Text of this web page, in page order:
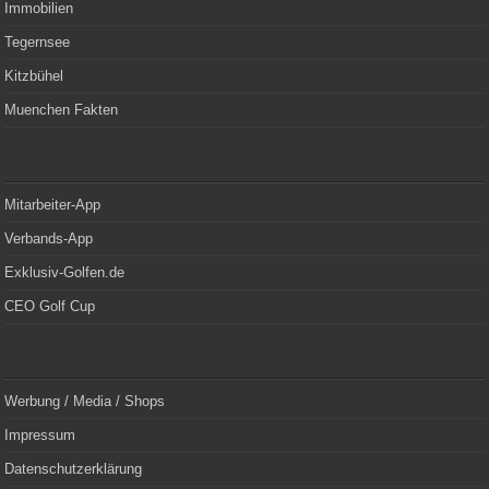
Immobilien
Tegernsee
Kitzbühel
Muenchen Fakten
Mitarbeiter-App
Verbands-App
Exklusiv-Golfen.de
CEO Golf Cup
Werbung / Media / Shops
Impressum
Datenschutzerklärung